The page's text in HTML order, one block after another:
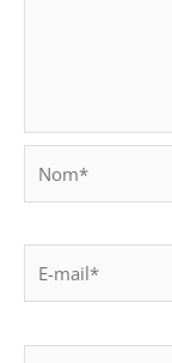
mail*